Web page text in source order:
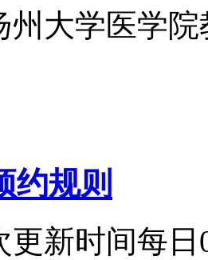
州大学医学
约规则
更新时间每日